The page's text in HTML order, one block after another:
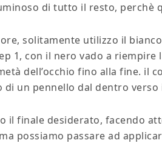
di tutto il resto, perchè
solitamente utilizzo il
1, con il nero vado a
dell’occhio fino alla fine. il
di un pennello dal dentro
il finale desiderato, facendo
possiamo passare ad